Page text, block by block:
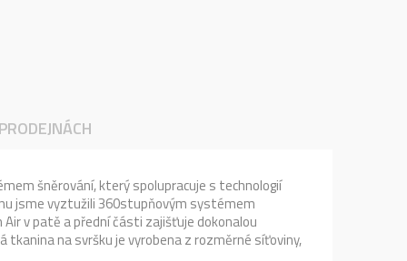
šněrování, který spolupracuje s technologií
jsme vyztužili 360stupňovým systémem
v patě a přední části zajišťuje dokonalou
tkanina na svršku je vyrobena z rozměrné síťoviny,